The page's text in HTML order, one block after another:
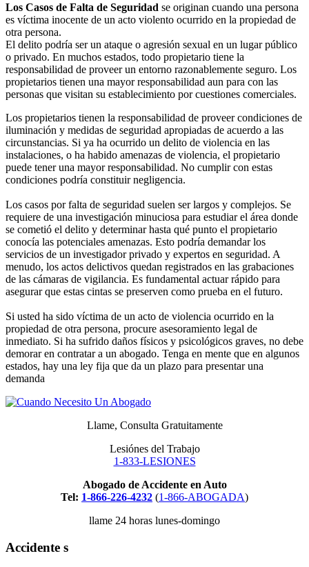
Los Casos de Falta de Seguridad se originan cuando una persona
es víctima inocente de un acto violento ocurrido en la propiedad de
otra persona.
El delito podría ser un ataque o agresión sexual en un lugar público
o privado. En muchos estados, todo propietario tiene la
responsabilidad de proveer un entorno razonablemente seguro. Los
propietarios tienen una mayor responsabilidad aun para con las
personas que visitan su establecimiento por cuestiones comerciales.
Los propietarios tienen la responsabilidad de proveer condiciones de
iluminación y medidas de seguridad apropiadas de acuerdo a las
circunstancias. Si ya ha ocurrido un delito de violencia en las
instalaciones, o ha habido amenazas de violencia, el propietario
puede tener una mayor responsabilidad. No cumplir con estas
condiciones podría constituir negligencia.
Los casos por falta de seguridad suelen ser largos y complejos. Se
requiere de una investigación minuciosa para estudiar el área donde
se cometió el delito y determinar hasta qué punto el propietario
conocía las potenciales amenazas. Esto podría demandar los
servicios de un investigador privado y expertos en seguridad. A
menudo, los actos delictivos quedan registrados en las grabaciones
de las cámaras de vigilancia. Es fundamental actuar rápido para
asegurar que estas cintas se preserven como prueba en el futuro.
Si usted ha sido víctima de un acto de violencia ocurrido en la
propiedad de otra persona, procure asesoramiento legal de
inmediato. Si ha sufrido daños físicos y psicológicos graves, no debe
demorar en contratar a un abogado. Tenga en mente que en algunos
estados, hay una ley fija que da un plazo para presentar una
demanda
Llame, Consulta Gratuitamente
Lesiónes del Trabajo
1-833-LESIONES
Abogado de Accidente en Auto
Tel: 1-866-226-4232 (1-866-ABOGADA)
llame 24 horas lunes-domingo
Accidente s